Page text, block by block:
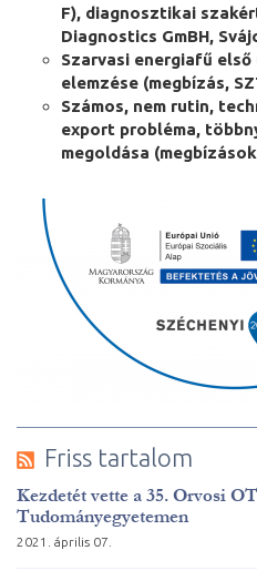
F), diagnosztikai
Diagnostics GmBH,
Szarvasi energiafű
elemzése (megbízás,
Számos, nem rutin,
export probléma,
megoldása
Friss tartalom
Kezdetét vette a 35. Orvosi
Tudományegyetemen
2021. április 07.